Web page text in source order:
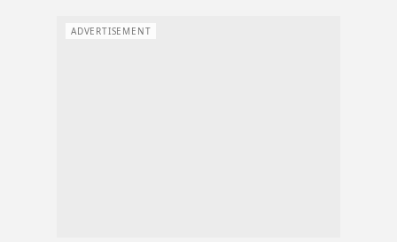
ADVERTISEMENT